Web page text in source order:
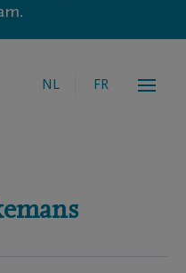
NL FR